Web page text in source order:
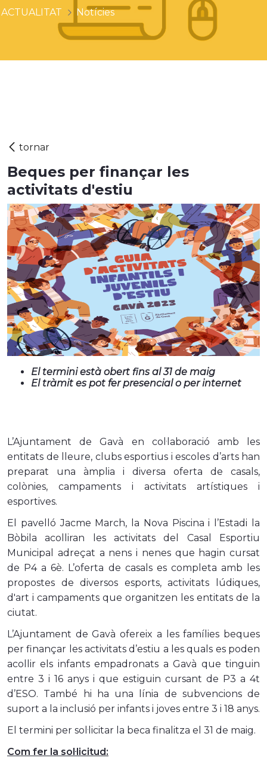
ACTUALITAT Notícies
Beques per finançar les
activitats d'estiu
El termini està obert fins al 31 de maig
El tràmit es pot fer presencial o per internet
L’Ajuntament de Gavà en col·laboració amb les
entitats de lleure, clubs esportius i escoles d’arts han
preparat una àmplia i diversa oferta de casals,
colònies, campaments i activitats artístiques i
esportives.
El pavelló Jacme March, la Nova Piscina i l’Estadi la
Bòbila acolliran les activitats del Casal Esportiu
Municipal adreçat a nens i nenes que hagin cursat
de P4 a 6è. L’oferta de casals es completa amb les
propostes de diversos esports, activitats lúdiques,
d'art i campaments que organitzen les entitats de la
ciutat.
L’Ajuntament de Gavà ofereix a les famílies beques
per finançar les activitats d’estiu a les quals es poden
acollir els infants empadronats a Gavà que tinguin
entre 3 i 16 anys i que estiguin cursant de P3 a 4t
d’ESO. També hi ha una línia de subvencions de
suport a la inclusió per infants i joves entre 3 i 18 anys.
El termini per sol·licitar la beca finalitza el 31 de maig.
Com fer la sol·licitud: